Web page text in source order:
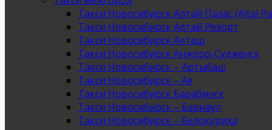
Такси Новосибирск Алтай Палас (Altai
Такси Новосибирск Алтай Резорт
Такси Новосибирск Акташ
Такси Новосибирск Анжеро-Судженск
Такси Новосибирск – Артыбаш
Такси Новосибирск – Ая
Такси Новосибирск Барабинск
Такси Новосибирск – Барнаул
Такси Новосибирск – Белокуриха